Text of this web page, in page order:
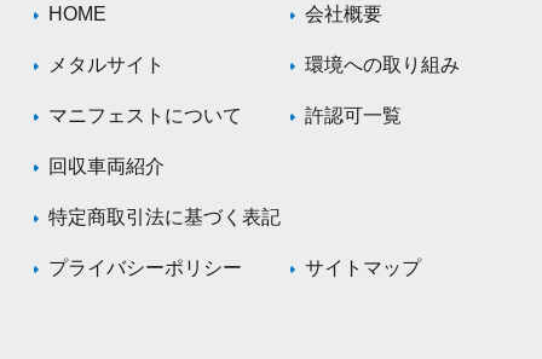
HOME 会社概要
メタルサイト 環境への取り組み
マニフェストについて 許認可一覧
回収車両紹介
特定商取引法に基づく表記
プライバシーポリシー サイトマップ